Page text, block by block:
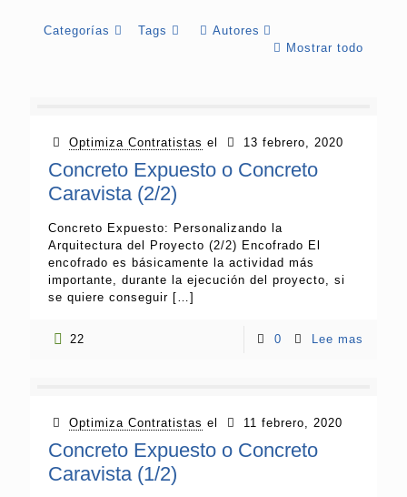
Categorías Tags
Autores
Mostrar todo
Optimiza Contratistas el 13 febrero, 2020
Concreto Expuesto o Concreto
Caravista (2/2)
Concreto Expuesto: Personalizando la
Arquitectura del Proyecto (2/2) Encofrado El
encofrado es básicamente la actividad más
importante, durante la ejecución del proyecto, si
se quiere conseguir […]
22 0 Lee mas
Optimiza Contratistas el 11 febrero, 2020
Concreto Expuesto o Concreto
Caravista (1/2)